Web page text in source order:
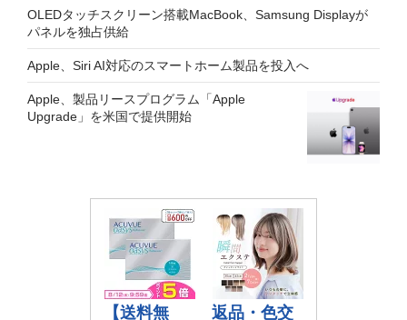
OLEDタッチスクリーン搭載MacBook、Samsung Displayが
パネルを独占供給
Apple、Siri AI対応のスマートホーム製品を投入へ
Apple、製品リースプログラム「Apple
Upgrade」を米国で提供開始